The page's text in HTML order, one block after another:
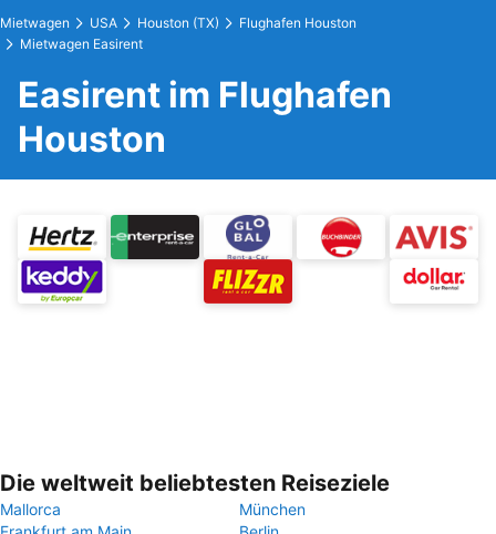
Mietwagen USA Houston (TX)
Flughafen Houston
Mietwagen Easirent
Easirent im Flughafen
Houston
Die weltweit beliebtesten Reiseziele
Mallorca
München